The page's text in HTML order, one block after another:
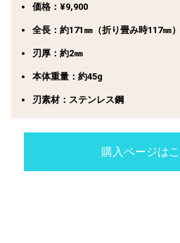
価格： ¥9,900
全長：約171㎜（折り畳み時117㎜）
刃厚：約2㎜
本体重量：約45g
刃素材：ステンレス鋼
購入ページはこ